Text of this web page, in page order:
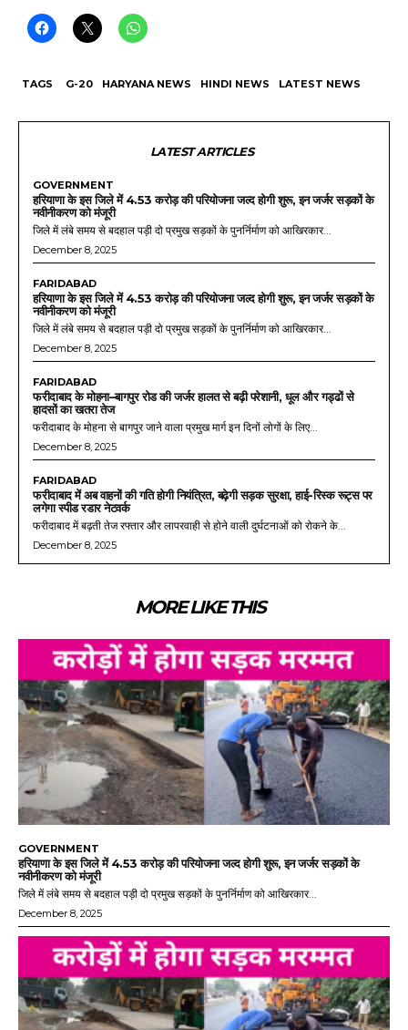
TAGS G-20 HARYANA NEWS HINDI NEWS LATEST NEWS
LATEST ARTICLES
GOVERNMENT
हरियाणा के इस जिले में 4.53 करोड़ की परियोजना जल्द होगी शुरू, इन जर्जर सड़कों के
नवीनीकरण को मंजूरी
जिले में लंबे समय से बदहाल पड़ी दो प्रमुख सड़कों के पुनर्निर्माण को आखिरकार...
December 8, 2025
FARIDABAD
हरियाणा के इस जिले में 4.53 करोड़ की परियोजना जल्द होगी शुरू, इन जर्जर सड़कों के
नवीनीकरण को मंजूरी
जिले में लंबे समय से बदहाल पड़ी दो प्रमुख सड़कों के पुनर्निर्माण को आखिरकार...
December 8, 2025
FARIDABAD
फरीदाबाद के मोहना–बागपुर रोड की जर्जर हालत से बढ़ी परेशानी, धूल और गड्ढों से
हादसों का खतरा तेज
फरीदाबाद के मोहना से बागपुर जाने वाला प्रमुख मार्ग इन दिनों लोगों के लिए...
December 8, 2025
FARIDABAD
फरीदाबाद में अब वाहनों की गति होगी नियंत्रित, बढ़ेगी सड़क सुरक्षा, हाई-रिस्क रूट्स पर
लगेगा स्पीड रडार नेटवर्क
फरीदाबाद में बढ़ती तेज रफ्तार और लापरवाही से होने वाली दुर्घटनाओं को रोकने के...
December 8, 2025
MORE LIKE THIS
GOVERNMENT
हरियाणा के इस जिले में 4.53 करोड़ की परियोजना जल्द होगी शुरू, इन जर्जर सड़कों के
नवीनीकरण को मंजूरी
जिले में लंबे समय से बदहाल पड़ी दो प्रमुख सड़कों के पुनर्निर्माण को आखिरकार...
December 8, 2025